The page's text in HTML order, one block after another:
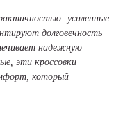
усиленные
долговечность
надежную
эти кроссовки
который